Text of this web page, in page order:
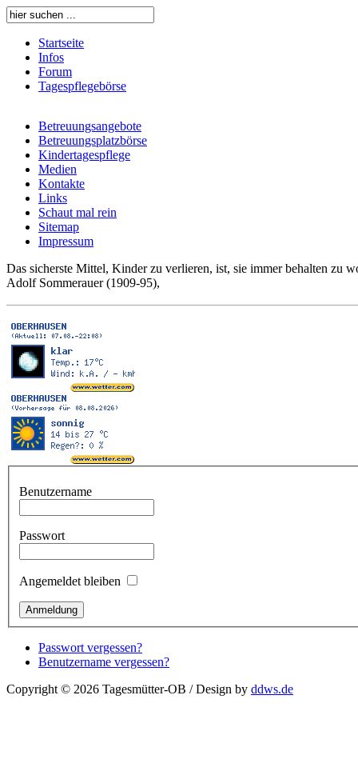
Startseite
Infos
Forum
Tagespflegebörse
Betreuungsangebote
Betreuungsplatzbörse
Kindertagespflege
Medien
Kontakte
Links
Schaut mal rein
Sitemap
Impressum
Das sicherste Mittel, Kinder zu verlieren, ist, sie immer behalten zu
Adolf Sommerauer (1909-95),
Benutzername
Passwort
Angemeldet bleiben
Passwort vergessen?
Benutzername vergessen?
Copyright © 2026 Tagesmütter-OB / Design by ddws.de